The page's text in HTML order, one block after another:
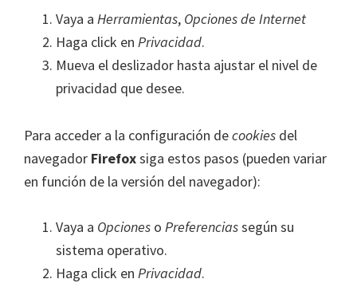
Vaya a Herramientas, Opciones de Internet
Haga click en Privacidad.
Mueva el deslizador hasta ajustar el nivel de
privacidad que desee.
Para acceder a la configuración decookies del
navegador Firefoxsiga estos pasos (pueden variar
en función de la versión del navegador):
Vaya a Opciones o Preferenciassegún su
sistema operativo.
Haga click en Privacidad.